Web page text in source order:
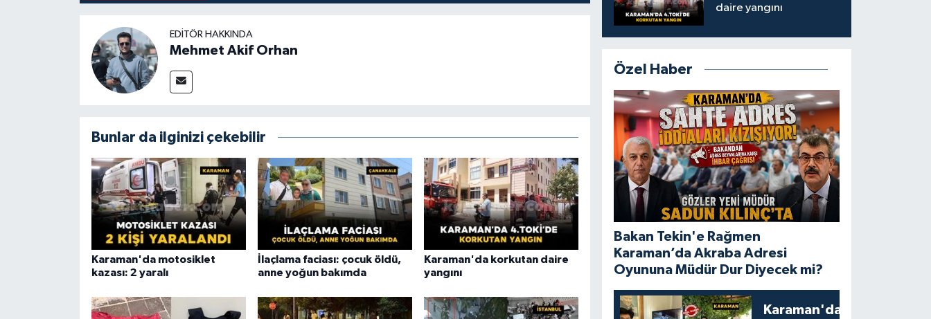
EDITÖR HAKKINDA
Mehmet Akif Orhan
Bunlar da ilginizi çekebilir
Karaman'da motosiklet
kazası: 2 yaralı
İlaçlama faciası: çocuk öldü,
anne yoğun bakımda
Karaman'da korkutan daire
yangını
daire yangını
Özel Haber
Bakan Tekin'e Rağmen
Karaman’da Akraba Adresi
Oyununa Müdür Dur Diyecek mi?
Karaman'da